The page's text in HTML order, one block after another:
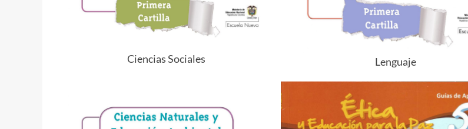
Ciencias Sociales Lenguaje